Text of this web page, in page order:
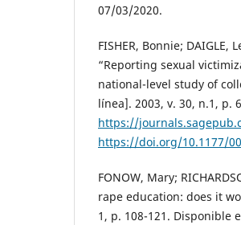
07/03/2020.
FISHER, Bonnie; DAIGLE,
“Reporting sexual
national-level study of
línea]. 2003, v. 30, n.1, p.
https://
https://doi.org/10.1177/
FONOW, Mary;
rape education: does it
1, p. 108-121. Disponible